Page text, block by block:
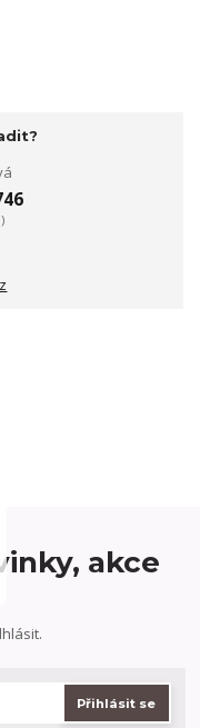
akce
Přihlásit se